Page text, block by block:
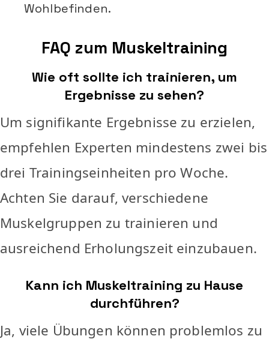
Wohlbefinden.
FAQ zum Muskeltraining
Wie oft sollte ich trainieren, um
Ergebnisse zu sehen?
Um signifikante Ergebnisse zu erzielen,
empfehlen Experten mindestens zwei bis
drei Trainingseinheiten pro Woche.
Achten Sie darauf, verschiedene
Muskelgruppen zu trainieren und
ausreichend Erholungszeit einzubauen.
Kann ich Muskeltraining zu Hause
durchführen?
Ja, viele Übungen können problemlos zu